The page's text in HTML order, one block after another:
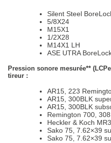
Silent Steel
5/8X24
M15X1
1/2X28
M14X1 LH
ASE UTRA
Pression sonore mesurée**
tireur :
AR15, 223
AR15, 300BLK
AR15, 300BLK
Remington 700,
Heckler & Koch
Sako 75, 7.62×39
Sako 75, 7.62×39